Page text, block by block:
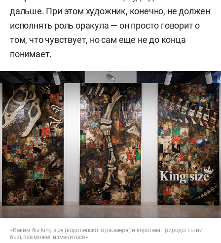
дальше. При этом художник, конечно, не должен
исполнять роль оракула — он просто говорит о
том, что чувствует, но сам еще не до конца
понимает.
«Каким бы king size (королевского размера) и королем природы ты ни
был, все может измениться»